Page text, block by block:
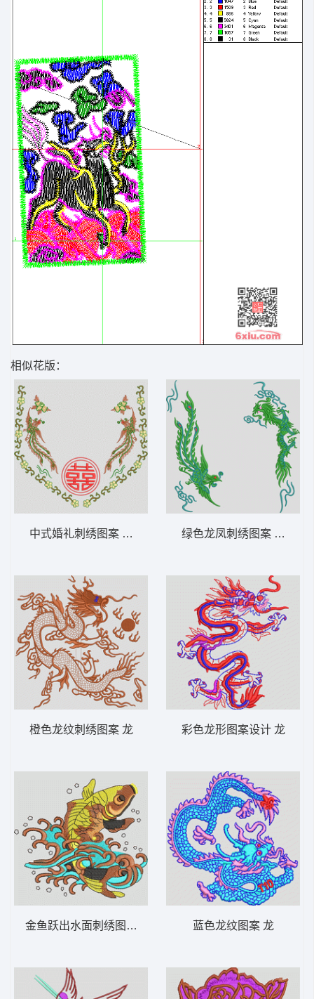
相似花版：
中式婚礼刺绣图案 凤凰
橙色龙纹刺绣图案 龙
金鱼跃出水面刺绣图案 鲤鱼
绿色龙凤刺绣图案 龙凤凰
彩色龙形图案设计 龙
蓝色龙纹图案 龙